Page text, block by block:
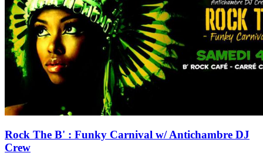
Rock The B' : Funky Carnival w/ Antichambre DJ
Crew